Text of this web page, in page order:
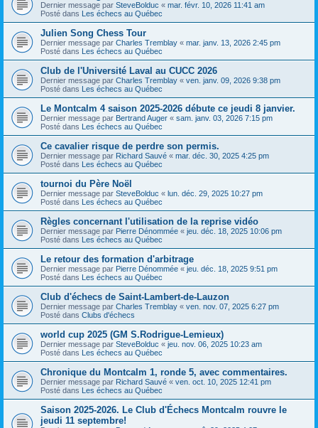
Dernier message par SteveBolduc « mar. févr. 10, 2026 11:41 am
Posté dans Les échecs au Québec
Julien Song Chess Tour
Dernier message par Charles Tremblay « mar. janv. 13, 2026 2:45 pm
Posté dans Les échecs au Québec
Club de l'Université Laval au CUCC 2026
Dernier message par Charles Tremblay « ven. janv. 09, 2026 9:38 pm
Posté dans Les échecs au Québec
Le Montcalm 4 saison 2025-2026 débute ce jeudi 8 janvier.
Dernier message par Bertrand Auger « sam. janv. 03, 2026 7:15 pm
Posté dans Les échecs au Québec
Ce cavalier risque de perdre son permis.
Dernier message par Richard Sauvé « mar. déc. 30, 2025 4:25 pm
Posté dans Les échecs au Québec
tournoi du Père Noël
Dernier message par SteveBolduc « lun. déc. 29, 2025 10:27 pm
Posté dans Les échecs au Québec
Règles concernant l'utilisation de la reprise vidéo
Dernier message par Pierre Dénommée « jeu. déc. 18, 2025 10:06 pm
Posté dans Les échecs au Québec
Le retour des formation d'arbitrage
Dernier message par Pierre Dénommée « jeu. déc. 18, 2025 9:51 pm
Posté dans Les échecs au Québec
Club d'échecs de Saint-Lambert-de-Lauzon
Dernier message par Charles Tremblay « ven. nov. 07, 2025 6:27 pm
Posté dans Clubs d'échecs
world cup 2025 (GM S.Rodrigue-Lemieux)
Dernier message par SteveBolduc « jeu. nov. 06, 2025 10:23 am
Posté dans Les échecs au Québec
Chronique du Montcalm 1, ronde 5, avec commentaires.
Dernier message par Richard Sauvé « ven. oct. 10, 2025 12:41 pm
Posté dans Les échecs au Québec
Saison 2025-2026. Le Club d'Échecs Montcalm rouvre le
jeudi 11 septembre!